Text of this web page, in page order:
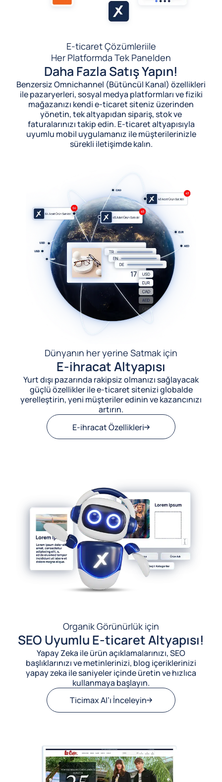
E-ticaret Çözümleriile
Her Platformda Tek Panelden
Daha Fazla Satış Yapın!
Benzersiz Omnichannel (Bütüncül Kanal) özellikleri
ile pazaryerleri, sosyal medya platformları ve fiziki
mağazanızı kendi e-ticaret siteniz üzerinden
yönetin, tek altyapıdan sipariş, stok ve
faturalarınızı takip edin. E-ticaret altyapısıyla
uyumlu mobil uygulamanız ile müşterilerinizle
sürekli iletişimde kalın.
Dünyanın her yerine Satmak için
E-ihracat Altyapısı
Yurt dışı pazarında rakipsiz olmanızı sağlayacak
güçlü özellikler ile e-ticaret sitenizi globalde
yerelleştirin, yeni müşteriler edinin ve kazancınızı
artırın.
E-ihracat Özellikleri
Organik Görünürlük için
SEO Uyumlu E-ticaret Altyapısı!
Yapay Zeka ile ürün açıklamalarınızı, SEO
başlıklarınızı ve metinlerinizi, blog içeriklerinizi
yapay zeka ile saniyeler içinde üretin ve hızlıca
kullanmaya başlayın.
Ticimax AI’ı İnceleyin